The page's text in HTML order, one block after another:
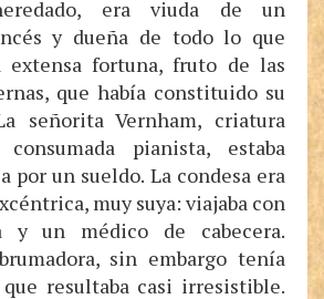
era viuda de un
y dueña de todo lo que
extensa fortuna, fruto de las
que había constituido su
señorita Vernham, criatura
pianista, estaba
por un sueldo. La condesa era
muy suya: viajaba con
y un médico de cabecera.
sin embargo tenía
resultaba casi irresistible.